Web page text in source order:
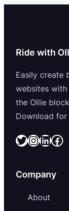
Ride with
Easily create
websites with
the Ollie
Download
Twitter InstagramLinkedIn Facebook
Company
About